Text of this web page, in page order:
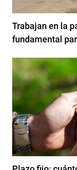
Trabajan en la
fundamental